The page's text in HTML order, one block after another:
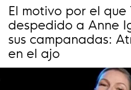
El motivo por el que
despedido a Anne
sus campanadas:
en el ajo